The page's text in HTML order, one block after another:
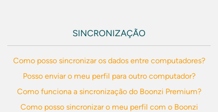
SINCRONIZAÇÃO
Como posso sincronizar os dados entre computadores?
Posso enviar o meu perfil para outro computador?
Como funciona a sincronização do Boonzi Premium?
Como posso sincronizar o meu perfil com o Boonzi